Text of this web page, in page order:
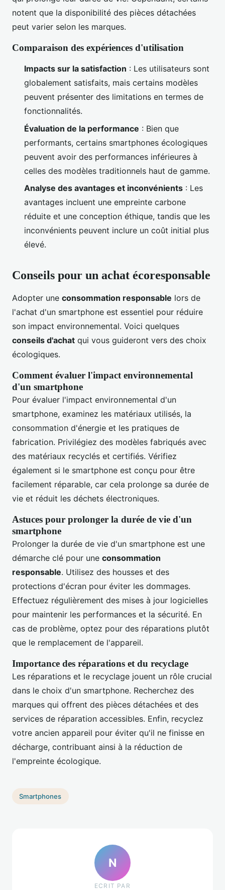
notent que la disponibilité des pièces détachées
peut varier selon les marques.
Comparaison des expériences d'utilisation
Impacts sur la satisfaction : Les utilisateurs sont
globalement satisfaits, mais certains modèles
peuvent présenter des limitations en termes de
fonctionnalités.
Évaluation de la performance : Bien que
performants, certains smartphones écologiques
peuvent avoir des performances inférieures à
celles des modèles traditionnels haut de gamme.
Analyse des avantages et inconvénients : Les
avantages incluent une empreinte carbone
réduite et une conception éthique, tandis que les
inconvénients peuvent inclure un coût initial plus
élevé.
Conseils pour un achat écoresponsable
Adopter une consommation responsable lors de
l'achat d'un smartphone est essentiel pour réduire
son impact environnemental. Voici quelques
conseils d'achat qui vous guideront vers des choix
écologiques.
Comment évaluer l'impact environnemental
d'un smartphone
Pour évaluer l'impact environnemental d'un
smartphone, examinez les matériaux utilisés, la
consommation d'énergie et les pratiques de
fabrication. Privilégiez des modèles fabriqués avec
des matériaux recyclés et certifiés. Vérifiez
également si le smartphone est conçu pour être
facilement réparable, car cela prolonge sa durée de
vie et réduit les déchets électroniques.
Astuces pour prolonger la durée de vie d'un
smartphone
Prolonger la durée de vie d'un smartphone est une
démarche clé pour une consommation
responsable. Utilisez des housses et des
protections d'écran pour éviter les dommages.
Effectuez régulièrement des mises à jour logicielles
pour maintenir les performances et la sécurité. En
cas de problème, optez pour des réparations plutôt
que le remplacement de l'appareil.
Importance des réparations et du recyclage
Les réparations et le recyclage jouent un rôle crucial
dans le choix d'un smartphone. Recherchez des
marques qui offrent des pièces détachées et des
services de réparation accessibles. Enfin, recyclez
votre ancien appareil pour éviter qu'il ne finisse en
décharge, contribuant ainsi à la réduction de
l'empreinte écologique.
Smartphones
N
ECRIT PAR